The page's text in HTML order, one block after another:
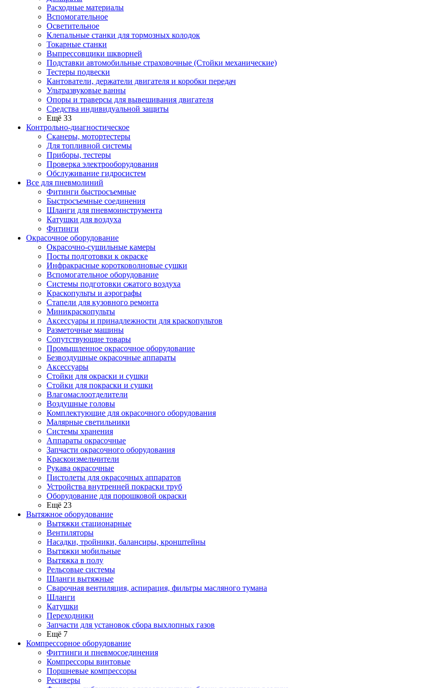
Расходные материалы
Вспомогательное
Осветительное
Клепальные станки для тормозных колодок
Токарные станки
Выпрессовщики шкворней
Подставки автомобильные страховочные (Стойки механические)
Тестеры подвески
Кантователи, держатели двигателя и коробки передач
Ультразвуковые ванны
Опоры и траверсы для вывешивания двигателя
Средства индивидуальной защиты
Ещё 33
Контрольно-диагностическое
Сканеры, мотортестеры
Для топливной системы
Приборы, тестеры
Проверка электрооборудования
Обслуживание гидросистем
Все для пневмолиний
Фитинги быстросъемные
Быстросъемные соединения
Шланги для пневмоинструмента
Катушки для воздуха
Фитинги
Окрасочное оборудование
Окрасочно-сушильные камеры
Посты подготовки к окраске
Инфракрасные коротковолновые сушки
Вспомогательное оборудование
Системы подготовки сжатого воздуха
Краскопульты и аэрографы
Стапели для кузовного ремонта
Миникраскопульты
Аксессуары и принадлежности для краскопультов
Разметочные машины
Сопутствующие товары
Промышленное окрасочное оборудование
Безвоздушные окрасочные аппараты
Аксессуары
Стойки для окраски и сушки
Стойки для покраски и сушки
Влагомаслоотделители
Воздушные головы
Комплектующие для окрасочного оборудования
Малярные светильники
Системы хранения
Аппараты окрасочные
Запчасти окрасочного оборудования
Краскоизмельчители
Рукава окрасочные
Пистолеты для окрасочных аппаратов
Устройства внутренней покраски труб
Оборудование для порошковой окраски
Ещё 23
Вытяжное оборудование
Вытяжки стационарные
Вентиляторы
Насадки, тройники, балансиры, кронштейны
Вытяжки мобильные
Вытяжка в полу
Рельсовые системы
Шланги вытяжные
Сварочная вентиляция, аспирация, фильтры масляного тумана
Шланги
Катушки
Переходники
Запчасти для установок сбора выхлопных газов
Ещё 7
Компрессорное оборудование
Фиттинги и пневмосоединения
Компрессоры винтовые
Поршневые компрессоры
Ресиверы